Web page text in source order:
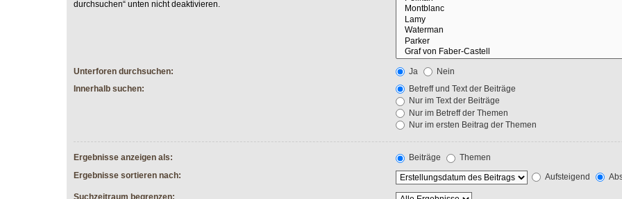
durchsuchen“ unten nicht deaktivieren.
Unterforen durchsuchen: Ja
Nein
Innerhalb suchen:
Betreff und Text der Beiträge
Nur im Text der Beiträge
Nur im Betreff der Themen
Nur im ersten Beitrag der Themen
Ergebnisse anzeigen als: Beiträge
Themen
Ergebnisse sortieren nach:
Aufsteigend
Suchzeitraum begrenzen: